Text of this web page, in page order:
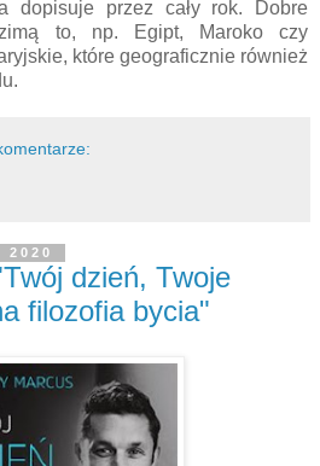
dopisuje przez cały rok. Dobre
to, np. Egipt, Maroko czy
które geograficznie również
dzień, Twoje
filozofia bycia"